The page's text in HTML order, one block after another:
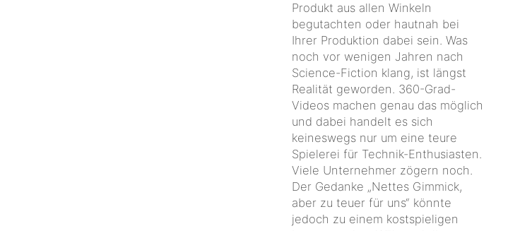
Produkt aus allen Winkeln
begutachten oder hautnah bei
Ihrer Produktion dabei sein. Was
noch vor wenigen Jahren nach
Science-Fiction klang, ist längst
Realität geworden. 360-Grad-
Videos machen genau das möglich
und dabei handelt es sich
keineswegs nur um eine teure
Spielerei für Technik-Enthusiasten.
Viele Unternehmer zögern noch.
Der Gedanke „Nettes Gimmick,
aber zu teuer für uns“ könnte
jedoch zu einem kostspieligen